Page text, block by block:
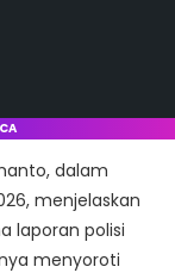
dalam
menjelaskan
laporan polisi
menyoroti